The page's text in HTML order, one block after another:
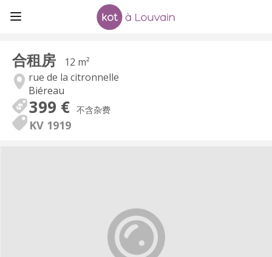
合租房
12 m²
rue de la citronnelle
Biéreau
399 € 不含杂费
KV 1919